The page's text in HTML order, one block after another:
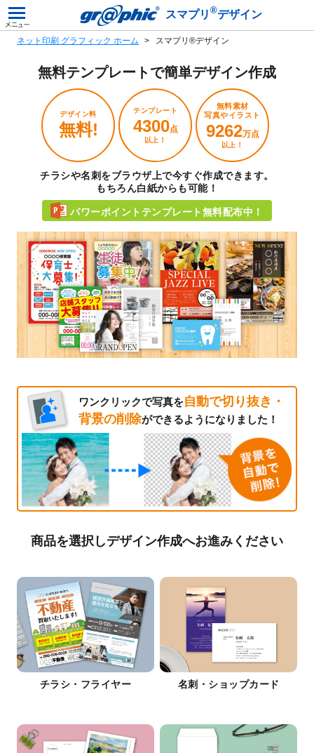
スマプリ ®デザイン
ネット印刷 グラフィック ホーム スマプリ®デザイン
無料テンプレートで簡単デザイン作成
デザイン料
無料!
テンプレート
4300点
以上！
無料素材
写真やイラスト
9262万点
以上！
チラシや名刺をブラウザ上で今すぐ作成できます。
もちろん白紙からも可能！
パワーポイントテンプレート無料配布中！
ワンクリックで写真を自動で切り抜き・
背景の削除ができるようになりました！
商品を選択しデザイン作成へお進みください
チラシ・フライヤー 名刺・ショップカード